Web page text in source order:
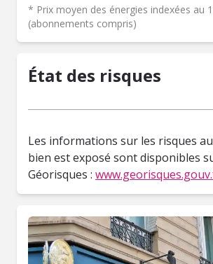
* Prix moyen des énergies indexées au
(abonnements compris)
État des risques
Les informations sur les risques
bien est exposé sont disponibles
Géorisques :